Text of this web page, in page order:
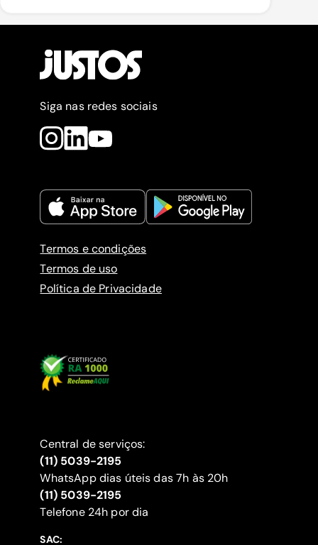
Siga nas redes sociais
Termos e condições
Termos de uso
Política de Privacidade
Central de serviços:
(11) 5039-2195
WhatsApp dias úteis das 7h às 20h
(11) 5039-2195
‍Telefone 24h por dia
SAC: